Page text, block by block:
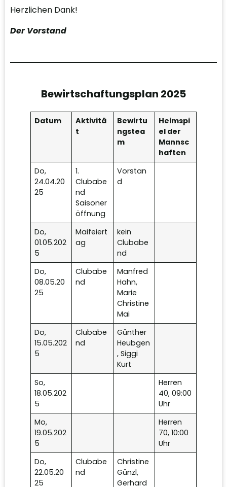
Herzlichen Dank!
Der Vorstand
Bewirtschaftungsplan 2025
Datum
Aktivitä
t
Bewirtu
ngstea
m
Heimspi
el der
Mannsc
haften
Do,
24.04.20
25
1.
Clubabe
nd
Saisoner
öffnung
Vorstan
d
Do,
01.05.202
5
Maifeiert
ag
kein
Clubabe
nd
Do,
08.05.20
25
Clubabe
nd
Manfred
Hahn,
Marie
Christine
Mai
Do,
15.05.202
5
Clubabe
nd
Günther
Heubgen
, Siggi
Kurt
So,
18.05.202
5
Herren
40, 09:00
Uhr
Mo,
19.05.202
5
Herren
70, 10:00
Uhr
Do,
22.05.20
25
Clubabe
nd
Christine
Günzl,
Gerhard